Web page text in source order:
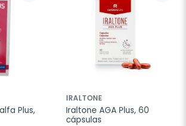
Plus,
IRALTONE
Iraltone AGA Plus, 60
cápsulas